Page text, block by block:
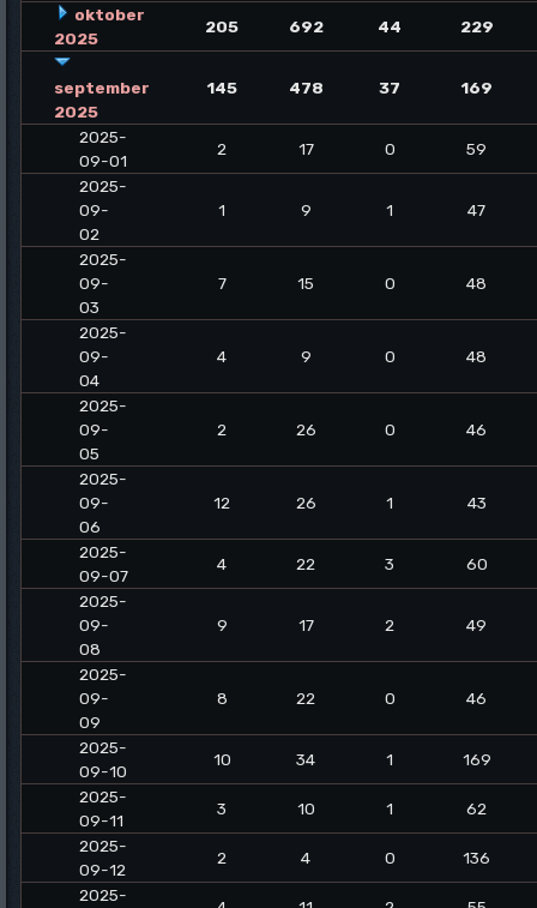
oktober
2025
205 692 44 229
september
2025
145 478 37 169
2025-
09-01
2 17 0
59
2025-
09-
02
1 9 1 47
2025-
09-
03
7 15 0 48
2025-
09-
04
4 9 0 48
2025-
09-
05
2 26 0 46
2025-
09-
06
12 26 1 43
2025-
09-07
4 22 3
60
2025-
09-
08
9 17 2 49
2025-
09-
09
8 22 0 46
2025-
09-10
10 34 1
169
2025-
09-11
3 10 1
62
2025-
09-12
2 4 0
136
2025-